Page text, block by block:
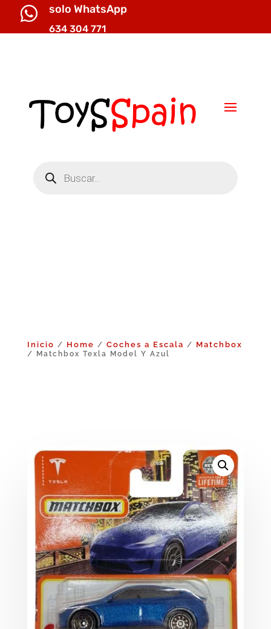
 solo WhatsApp
634 304 771
productos
Inicio / Home / Coches a Escala / Matchbox
/ Matchbox Texla Model Y Azul